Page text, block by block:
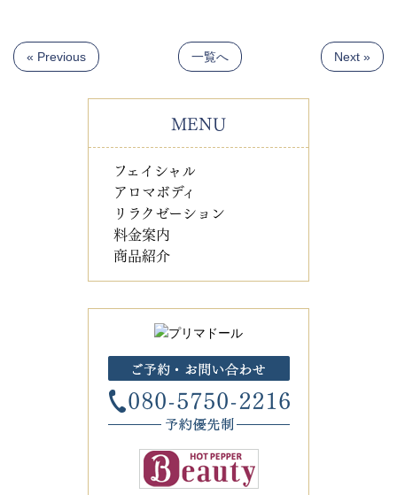
« Previous 一覧へ Next »
MENU
フェイシャル
アロマボディ
リラクゼーション
料金案内
商品紹介